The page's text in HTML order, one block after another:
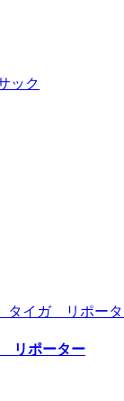
リポーター